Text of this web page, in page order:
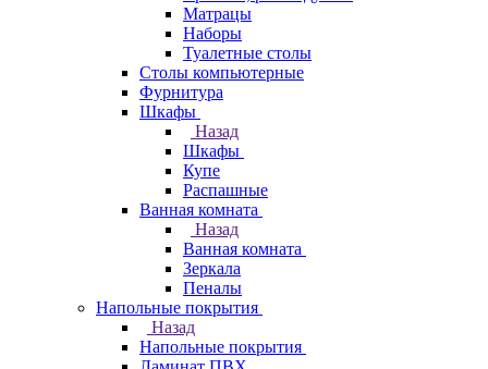
Матрацы
Наборы
Туалетные столы
Столы компьютерные
Фурнитура
Шкафы
Назад
Шкафы
Купе
Распашные
Ванная комната
Назад
Ванная комната
Зеркала
Пеналы
Напольные покрытия
Назад
Напольные покрытия